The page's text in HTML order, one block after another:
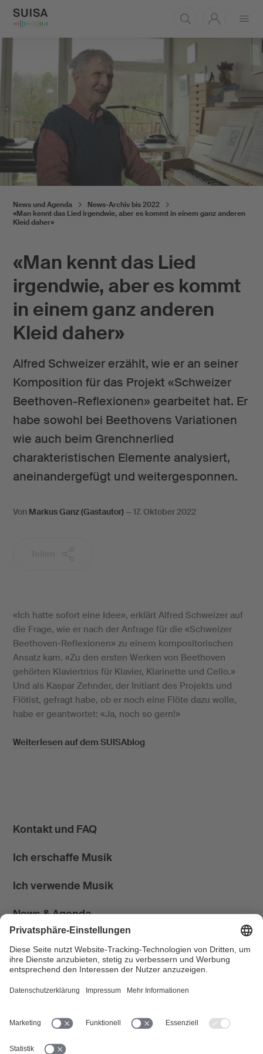
«Man kennt das Lied
irgendwie, aber es kommt
in einem ganz anderen
Kleid daher»
Alfred Schweizer erzählt, wie er an seiner
Komposition für das Projekt «Schweizer
Beethoven-Reflexionen» gearbeitet hat. Er
habe sowohl bei Beethovens Variationen
wie auch beim Grenchnerlied
charakteristischen Elemente analysiert,
aneinandergefügt und weitergesponnen.
News und Agenda
News-Archiv bis 2022
«Man kennt das Lied irgendwie, aber es kommt in einem ganz anderen
Kleid daher»
Von Markus Ganz (Gastautor)—17. Oktober 2022
«Ich hatte sofort eine Idee», erklärt Alfred Schweizer auf
die Frage, wie er nach der Anfrage für die «Schweizer
Beethoven-Reflexionen» zu einem kompositorischen
Ansatz kam. «Zu den ersten Werken von Beethoven
gehörten Klaviertrios für Klavier, Klarinette und Cello.»
Und als Kaspar Zehnder, der Initiant des Projekts und
Flötist, gefragt habe, ob er noch eine Flöte dazu wolle,
habe er geantwortet: «Ja, noch so gern!»
Weiterlesen auf dem SUISAblog
Kontakt und FAQ
Ich erschaffe Musik
Ich verwende Musik
News & Agenda
FacebookInstagram YouTube
Blog